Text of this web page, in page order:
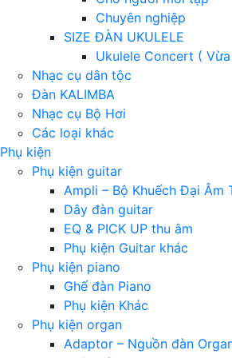
Chuyên nghiệp
SIZE ĐÀN UKULELE
Ukulele Concert ( Vừa
Nhạc cụ dân tộc
Đàn KALIMBA
Nhạc cụ Bộ Hơi
Các loại khác
Phụ kiện
Phụ kiện guitar
Ampli – Bộ Khuếch Đại Âm
Dây đàn guitar
EQ & PICK UP thu âm
Phụ kiện Guitar khác
Phụ kiện piano
Ghế đàn Piano
Phụ kiện Khác
Phụ kiện organ
Adaptor – Nguồn đàn